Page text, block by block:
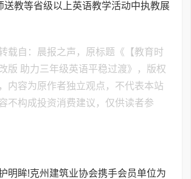
送教等省级以上英语教学活动中执教展
载自：晨报之声，原标题《【教育时
版 助力三年级英语平稳过渡》，版权
内容为原作者独立观点，不代表本站
不构成投资消费建议，仅供读者参
明眸!克州建筑业协会携手会员单位为